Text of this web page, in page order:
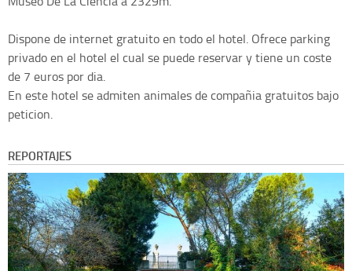
Dispone de internet gratuito en todo el hotel. Ofrece parking
privado en el hotel el cual se puede reservar y tiene un coste
de 7 euros por dia.
En este hotel se admiten animales de compañia gratuitos bajo
peticion.
REPORTAJES